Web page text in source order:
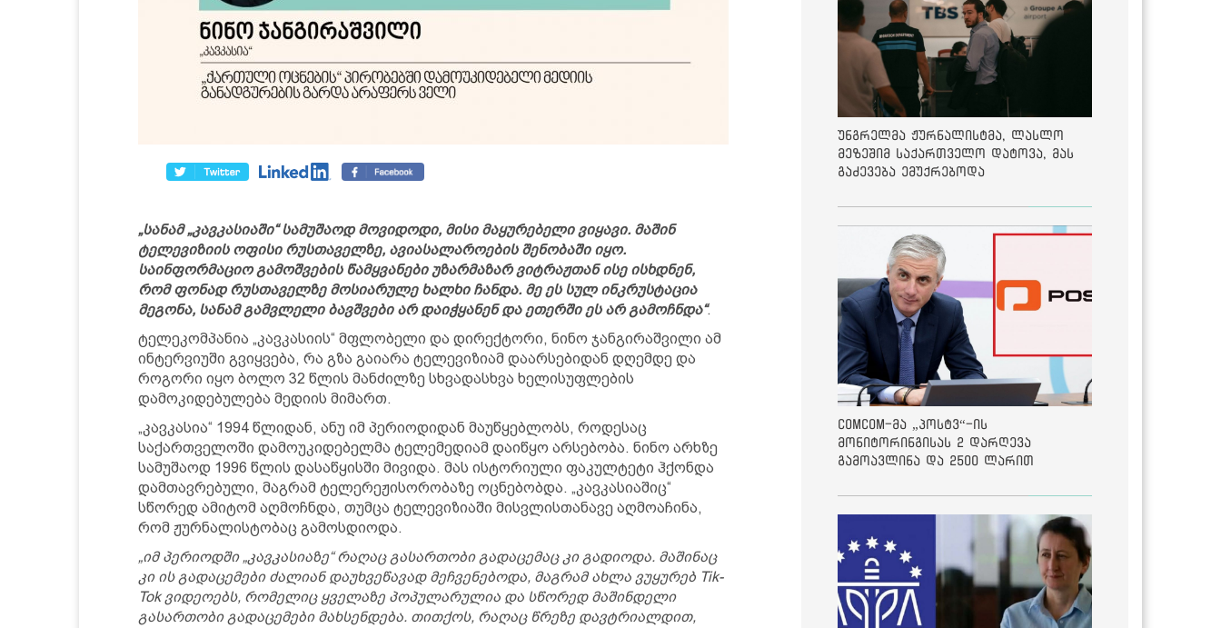
„სანამ „კავკასიაში“ სამუშაოდ მოვიდოდი, მისი მაყურებელი ვიყავი. მაშინ
ტელევიზიის ოფისი რუსთაველზე, ავიასალაროების შენობაში იყო.
საინფორმაციო გამოშვების წამყვანები უზარმაზარ ვიტრაჟთან ისე ისხდნენ,
რომ ფონად რუსთაველზე მოსიარულე ხალხი ჩანდა. მე ეს სულ ინკრუსტაცია
მეგონა, სანამ გამვლელი ბავშვები არ დაიჭყანენ და ეთერში ეს არ გამოჩნდა“.
ტელეკომპანია „კავკასიის“ მფლობელი და დირექტორი, ნინო ჯანგირაშვილი ამ
ინტერვიუში გვიყვება, რა გზა გაიარა ტელევიზიამ დაარსებიდან დღემდე და
როგორი იყო ბოლო 32 წლის მანძილზე სხვადასხვა ხელისუფლების
დამოკიდებულება მედიის მიმართ.
„კავკასია“ 1994 წლიდან, ანუ იმ პერიოდიდან მაუწყებლობს, როდესაც
საქართველოში დამოუკიდებელმა ტელემედიამ დაიწყო არსებობა. ნინო არხზე
სამუშაოდ 1996 წლის დასაწყისში მივიდა. მას ისტორიული ფაკულტეტი ჰქონდა
დამთავრებული, მაგრამ ტელერეჟისორობაზე ოცნებობდა. „კავკასიაშიც“
სწორედ ამიტომ აღმოჩნდა, თუმცა ტელევიზიაში მისვლისთანავე აღმოაჩინა,
რომ ჟურნალისტობაც გამოსდიოდა.
„იმ პერიოდში „კავკასიაზე“ რაღაც გასართობი გადაცემაც კი გადიოდა. მაშინაც
კი ის გადაცემები ძალიან დაუხვეწავად მეჩვენებოდა, მაგრამ ახლა ვუყურებ Tik-
Tok ვიდეოებს, რომელიც ყველაზე პოპულარულია და სწორედ მაშინდელი
გასართობი გადაცემები მახსენდება. თითქოს, რაღაც წრეზე დავტრიალდით,
უნგრელმა ჟურნალისტმა, ლასლო
მეზეშიმ საქართველო დატოვა, მას
გაძევება ემუქრებოდა
ComCom-მა „პოსტვ“-ის
მონიტორინგისას 2 დარღევა
გამოავლინა და 2500 ლარით